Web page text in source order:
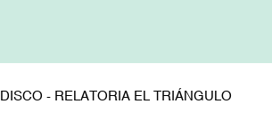
DISCO - RELATORIA EL TRIÁNGULO